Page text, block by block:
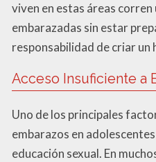
viven en estas áreas
embarazadas sin estar
responsabilidad de criar un
Acceso Insuficiente a
Uno de los principales
embarazos en
educación sexual. En